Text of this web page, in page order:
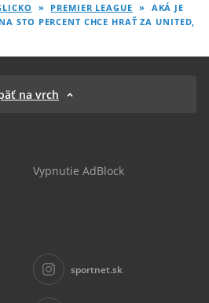
» PREMIER LEAGUE » AKÁ JE
STO PERCENT CHCE HRAŤ ZA UNITED,
na vrch
Vypnutie AdBlock
sportnet.sk